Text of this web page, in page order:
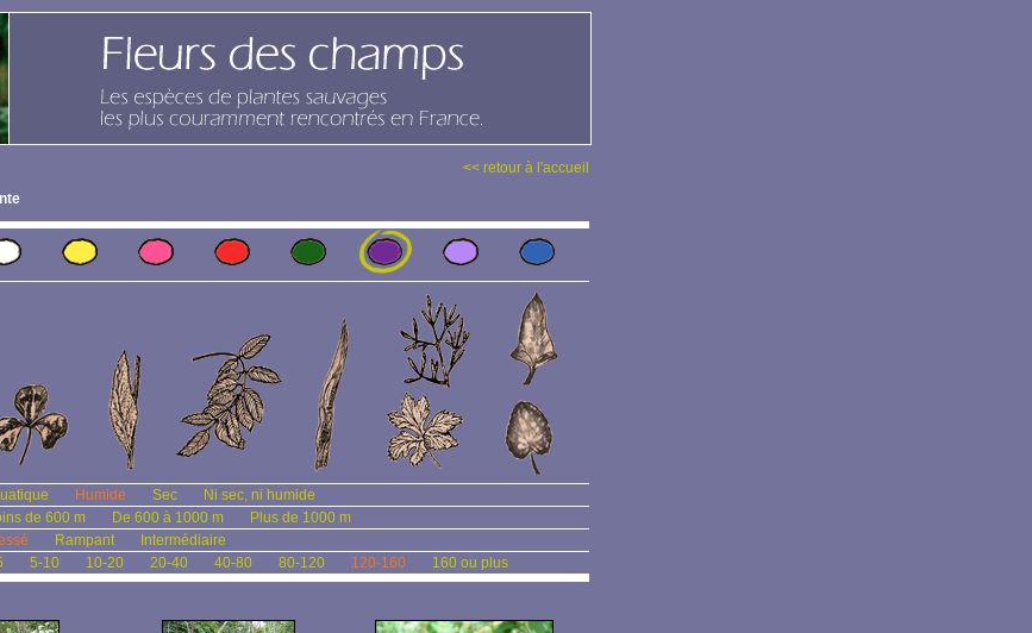
<< retour à l'accueil
Humide Sec
Ni sec, ni humide
de 600 m De 600 à 1000 m
Plus de 1000 m
Rampant
Intermédiaire
5-10 10-20 20-40 40-80 80-120 120-160 160 ou plus